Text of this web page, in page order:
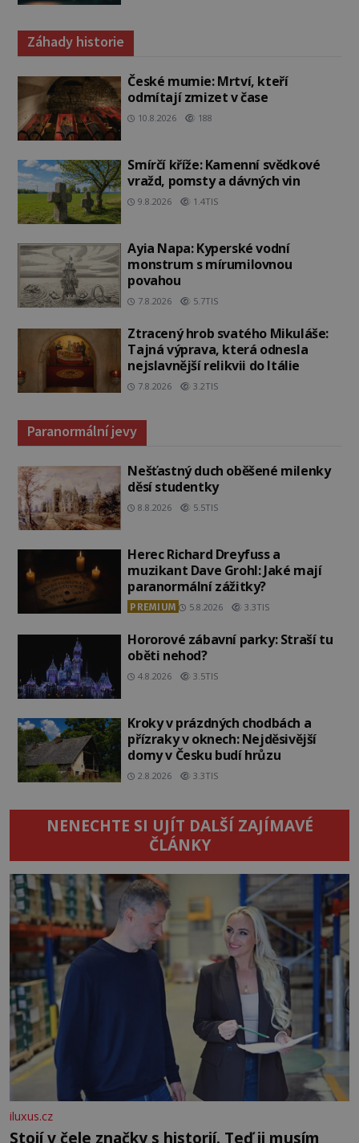
Záhady historie
České mumie: Mrtví, kteří
odmítají zmizet v čase
10.8.2026 188
Smírčí kříže: Kamenní svědkové
vražd, pomsty a dávných vin
9.8.2026 1.4TIS
Ayia Napa: Kyperské vodní
monstrum s mírumilovnou
povahou
7.8.2026 5.7TIS
Ztracený hrob svatého Mikuláše:
Tajná výprava, která odnesla
nejslavnější relikvii do Itálie
7.8.2026 3.2TIS
Paranormální jevy
Nešťastný duch oběšené milenky
děsí studentky
8.8.2026 5.5TIS
Herec Richard Dreyfuss a
muzikant Dave Grohl: Jaké mají
paranormální zážitky?
PREMIUM 5.8.2026 3.3TIS
Hororové zábavní parky: Straší tu
oběti nehod?
4.8.2026 3.5TIS
Kroky v prázdných chodbách a
přízraky v oknech: Nejděsivější
domy v Česku budí hrůzu
2.8.2026 3.3TIS
NENECHTE SI UJÍT DALŠÍ ZAJÍMAVÉ
ČLÁNKY
iluxus.cz
Stojí v čele značky s historií. Teď ji musím